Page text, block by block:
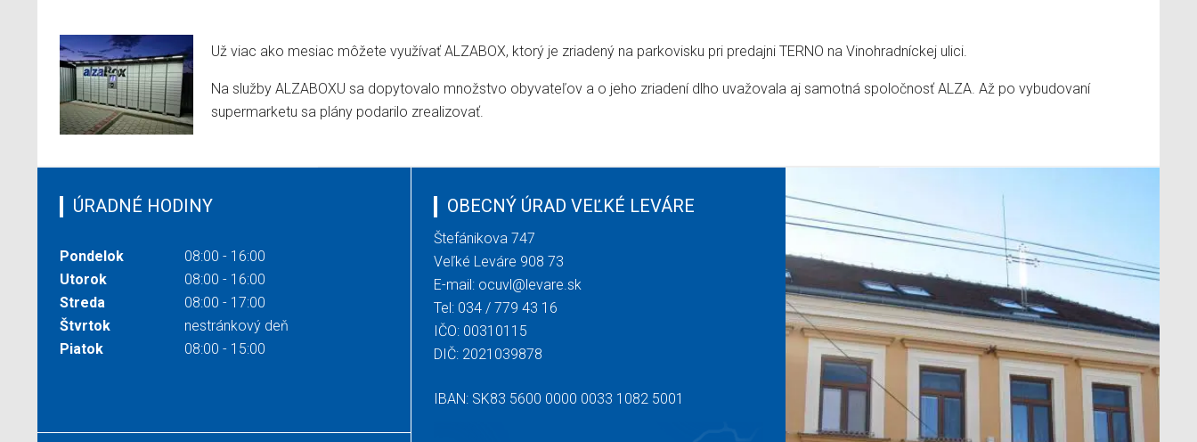
Už viac ako mesiac môžete využívať ALZABOX, ktorý je zriadený na parkovisku pri predajni TERNO na Vinohradníckej ulici.
Na služby ALZABOXU sa dopytovalo množstvo obyvateľov a o jeho zriadení dlho uvažovala aj samotná spoločnosť ALZA. Až po vybudovaní
supermarketu sa plány podarilo zrealizovať.
ÚRADNÉ HODINY
Pondelok
08:00 - 16:00
Utorok
08:00 - 16:00
Streda
08:00 - 17:00
Štvrtok
nestránkový deň
Piatok
08:00 - 15:00
OBECNÝ ÚRAD VEĽKÉ LEVÁRE
Štefánikova 747
Veľké Leváre 908 73
E-mail: ocuvl@levare.sk
Tel: 034 / 779 43 16
IČO: 00310115
DIČ: 2021039878
IBAN: SK83 5600 0000 0033 1082 5001